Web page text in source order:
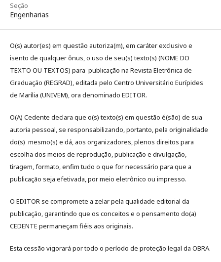
Seção
Engenharias
O(s) autor(es) em questão autoriza(m), em caráter exclusivo e
isento de qualquer ônus, o uso de seu(s) texto(s) (NOME DO
TEXTO OU TEXTOS) para publicação na Revista Eletrônica de
Graduação (REGRAD), editada pelo Centro Universitário Eurípides
de Marília (UNIVEM), ora denominado EDITOR.
O(A) Cedente declara que o(s) texto(s) em questão é(são) de sua
autoria pessoal, se responsabilizando, portanto, pela originalidade
do(s) mesmo(s) e dá, aos organizadores, plenos direitos para
escolha dos meios de reprodução, publicação e divulgação,
tiragem, formato, enfim tudo o que for necessário para que a
publicação seja efetivada, por meio eletrônico ou impresso.
O EDITOR se compromete a zelar pela qualidade editorial da
publicação, garantindo que os conceitos e o pensamento do(a)
CEDENTE permaneçam fiéis aos originais.
Esta cessão vigorará por todo o período de proteção legal da OBRA.